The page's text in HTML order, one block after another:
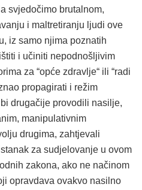
svjedočimo brutalnom,
i maltretiranju ljudi ove
iz samo njima poznatih
i učiniti nepodnošljivim
za “opće zdravlje“ ili “radi
propagirati i režim
drugačije provodili nasilje,
manipulativnim
drugima, zahtjevali
za sudjelovanje u ovom
zakona, ako ne načinom
opravdava ovakvo nasilno